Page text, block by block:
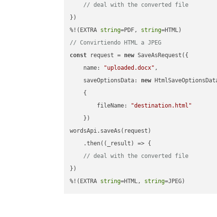
// deal with the converted file
})
%!(EXTRA string=PDF, string
// Convirtiendo HTML a JPEG
const request = new SaveAsRequest({
name: "uploaded.docx" ,
saveOptionsData: new
    {
fileName:
"destination.html"
    })
wordsApi.saveAs(request)
    .then(
( _result ) => {
// deal with the converted file
})
%!(EXTRA string=HTML, string=JPEG)